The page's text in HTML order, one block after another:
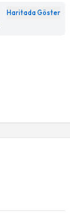
Haritada Göster